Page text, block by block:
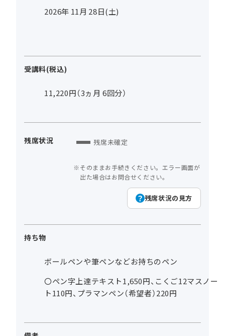
2026年 11月 28日(土)
受講料(税込)
11,220円（3ヵ月 6回分）
残席状況 残席未確定
そのままお手続きください。エラー画面が
出た場合はお問合せください。
残席状況の見方
持ち物
ボールペンや筆ペンなどお持ちのペン
〇ペン字上達テキスト1,650円、こくご12マスノー
ト110円、プラマンペン（希望者）220円